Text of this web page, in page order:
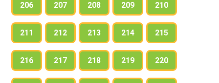
206 207 208 209 210
211 212 213 214 215
216 217 218 219 220